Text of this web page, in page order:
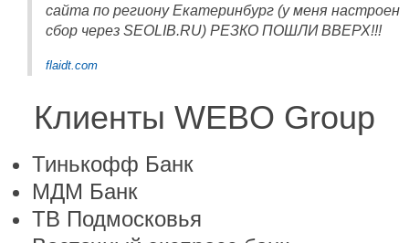
сайта по региону Екатеринбург (у меня настроен
сбор через SEOLIB.RU) РЕЗКО ПОШЛИ ВВЕРХ!!!
flaidt.com
Клиенты WEBO Group
Тинькофф Банк
МДМ Банк
ТВ Подмосковья